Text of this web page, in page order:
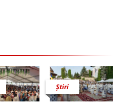
Știri